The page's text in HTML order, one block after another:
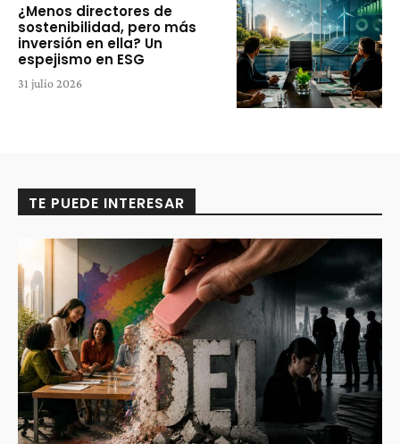
¿Menos directores de
sostenibilidad, pero más
inversión en ella? Un
espejismo en ESG
31 julio 2026
TE PUEDE INTERESAR